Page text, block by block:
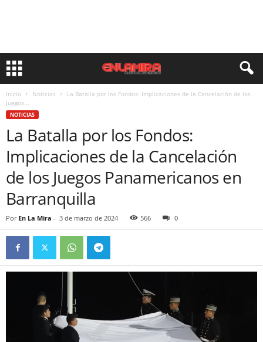
Inicio Noticias
La Batalla por los Fondos: Implicaciones de la Cancelación de los
Juegos...
NOTICIAS
La Batalla por los Fondos:
Implicaciones de la Cancelación
de los Juegos Panamericanos en
Barranquilla
Por En La Mira - 3 de marzo de 2024 566 0